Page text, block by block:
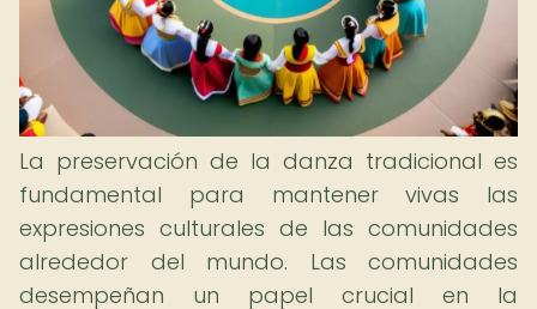
La preservación de la danza tradicional es
fundamental para mantener vivas las
expresiones culturales de las comunidades
alrededor del mundo. Las comunidades
desempeñan un papel crucial en la